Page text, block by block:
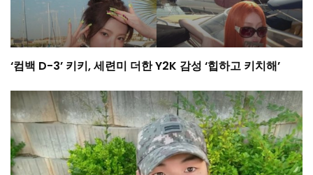
‘컴백 D-3’ 키키, 세련미 더한 Y2K 감성 ‘힙하고 키치해’